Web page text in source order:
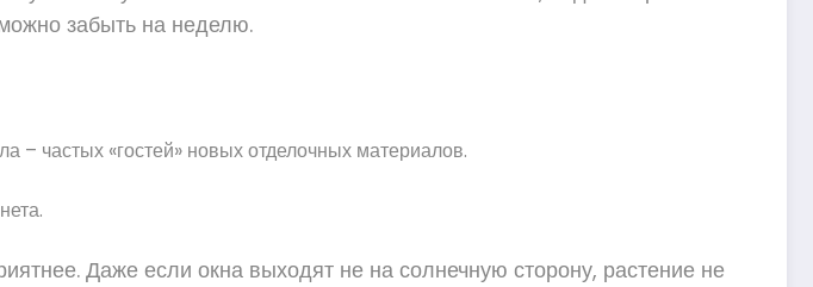
забыть на неделю.
– частых «гостей» новых отделочных материалов.
Даже если окна выходят не на солнечную сторону, растение не